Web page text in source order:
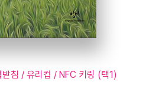
침 / 유리컵 / NFC 키링 (택1)